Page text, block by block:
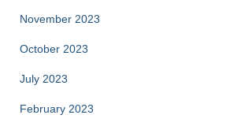
November 2023
October 2023
July 2023
February 2023